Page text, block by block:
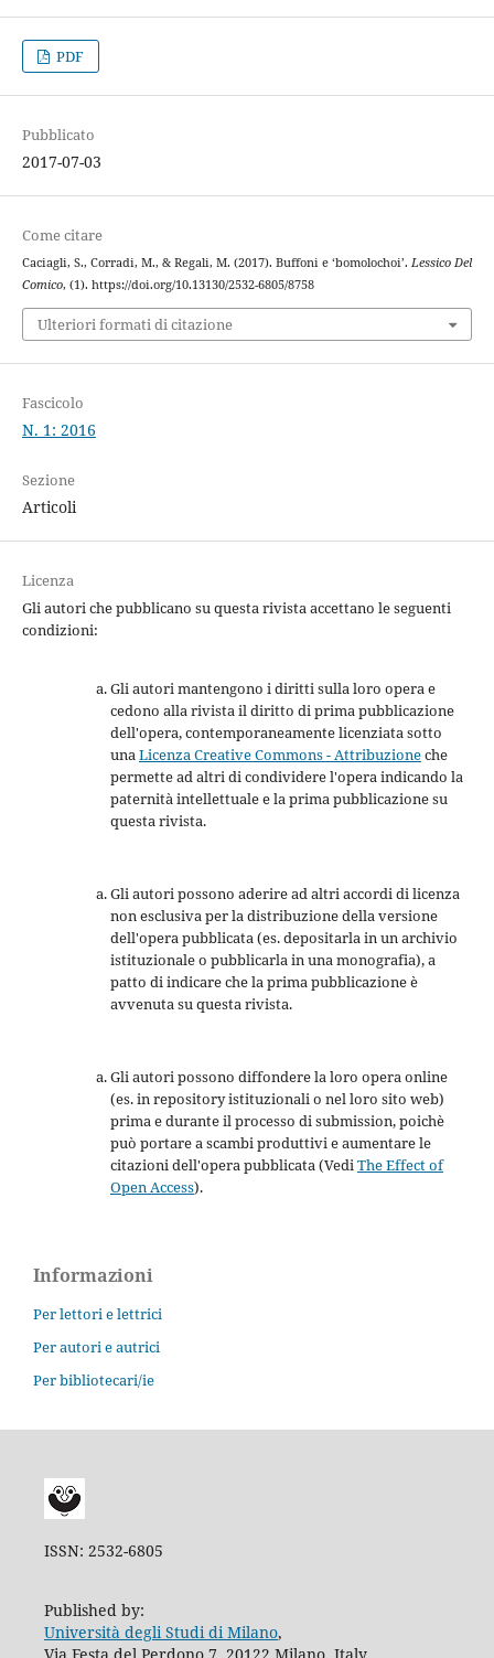
PDF
Pubblicato
2017-07-03
Come citare
Caciagli, S., Corradi, M., & Regali, M. (2017). Buffoni e ‘bomolochoi’. Lessico Del
Comico, (1). https://doi.org/10.13130/2532-6805/8758
Ulteriori formati di citazione
Fascicolo
N. 1: 2016
Sezione
Articoli
Licenza
Gli autori che pubblicano su questa rivista accettano le seguenti
condizioni:
Gli autori mantengono i diritti sulla loro opera e
cedono alla rivista il diritto di prima pubblicazione
dell'opera, contemporaneamente licenziata sotto
unaLicenza Creative Commons - Attribuzioneche
permette ad altri di condividere l'opera indicando la
paternità intellettuale e la prima pubblicazione su
questa rivista.
Gli autori possono aderire ad altri accordi di licenza
non esclusiva per la distribuzione della versione
dell'opera pubblicata (es. depositarla in un archivio
istituzionale o pubblicarla in una monografia), a
patto di indicare che la prima pubblicazione è
avvenuta su questa rivista.
Gli autori possono diffondere la loro opera online
(es. in repository istituzionali o nel loro sito web)
prima e durante il processo di submission, poichè
può portare a scambi produttivi e aumentare le
citazioni dell'opera pubblicata (VediThe Effect of
Open Access).
Informazioni
Per lettori e lettrici
Per autori e autrici
Per bibliotecari/ie
ISSN: 2532-6805
Published by:
Università degli Studi di Milano,
Via Festa del Perdono 7, 20122 Milano, Italy